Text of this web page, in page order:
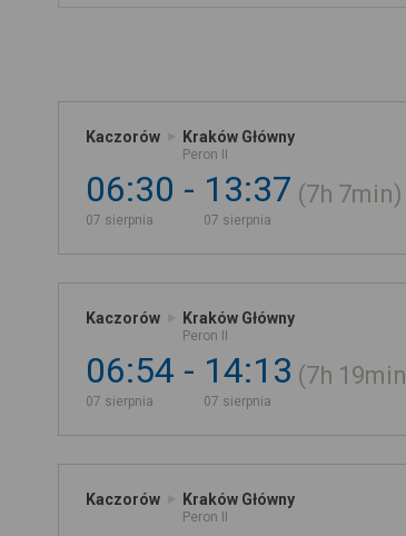
Kaczorów Kraków Główny
Peron II
06:30
07 sierpnia
13:37
07 sierpnia
7h 7min
Kaczorów Kraków Główny
Peron II
06:54
07 sierpnia
14:13
07 sierpnia
7h 19min
Kaczorów Kraków Główny
Peron II